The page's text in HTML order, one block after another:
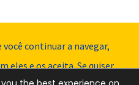
você continuar a navegar,
eles e os aceita. Se quiser